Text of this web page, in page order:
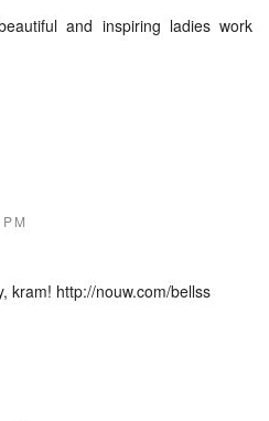
and inspiring ladies work
kram! http://nouw.com/bellss